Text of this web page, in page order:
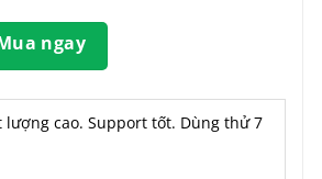
ngay
lượng cao. Support tốt. Dùng thử 7